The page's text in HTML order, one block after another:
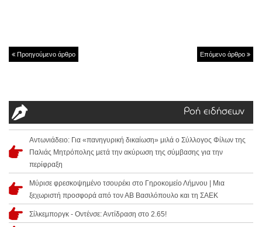
Προηγούμενο άρθρο Επόμενο άρθρο
Ροή ειδήσεων
Αντωνιάδειο: Για «πανηγυρική δικαίωση» μιλά ο Σύλλογος Φίλων της
Παλιάς Μητρόπολης μετά την ακύρωση της σύμβασης για την
περίφραξη
Μύρισε φρεσκοψημένο τσουρέκι στο Γηροκομείο Λήμνου | Μια
ξεχωριστή προσφορά από τον ΑΒ Βασιλόπουλο και τη ΣΑΕΚ
Σίλκεμποργκ - Οντένσε: Αντίδραση στο 2.65!